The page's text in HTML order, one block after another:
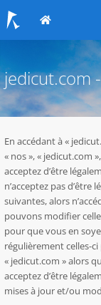
jedicut.com
En accédant à «
« nos », « jedicut.com
acceptez d’être
n’acceptez pas
suivantes, alors
pouvons modifier
pour que vous en
régulièrement celles-
« jedicut.com » alors
acceptez d’être
mises à jour et/ou